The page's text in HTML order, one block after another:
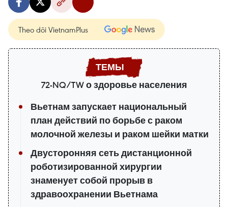
Theo dõi VietnamPlus
72-NQ/TW о здоровье населения
Вьетнам запускает национальный
план действий по борьбе с раком
молочной железы и раком шейки матки
Двусторонняя сеть дистанционной
роботизированной хирургии
знаменует собой прорыв в
здравоохранении Вьетнама